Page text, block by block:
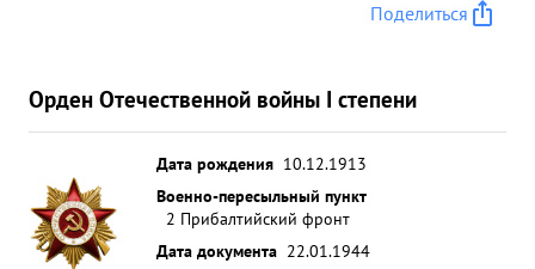
Поделиться
Орден Отечественной войны I степени
Дата рождения 10.12.1913
Военно-пересыльный пункт
2 Прибалтийский фронт
Дата документа 22.01.1944